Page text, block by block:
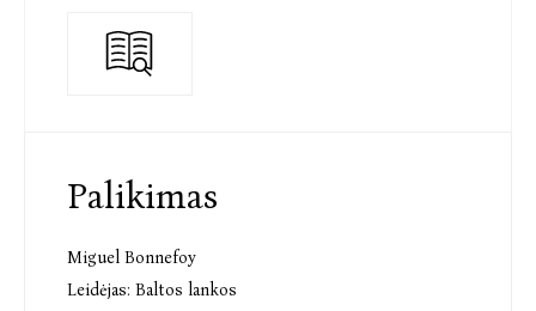
Palikimas
Miguel Bonnefoy
Leidėjas: Baltos lankos